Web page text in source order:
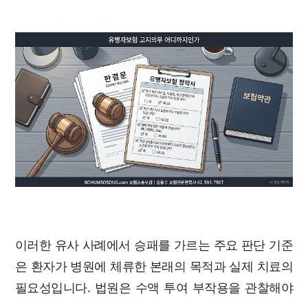
이러한 유사 사례에서 승패를 가르는 주요 판단 기준
은 환자가 병원에 체류한 본래의 목적과 실제 치료의
필요성입니다. 법원은 수액 투여 부작용을 관찰해야